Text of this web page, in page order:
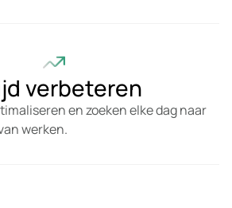
verbeteren
en zoeken elke dag naar
werken.